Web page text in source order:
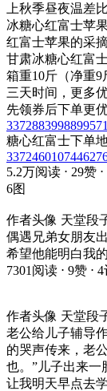
上秋季昼夜温差
冰糖心红富士苹
红富士苹果的采摘
甘肃冰糖心红富
箱重10斤（净重
三天时间，更多
先领券后下单更优
糖心红富士下单地
5.2万阅读 ⋅ 29赞
6图
作者头像 天堂段
偶遇兄弟女朋友
希望他能明白我
7301阅读 ⋅ 9赞 ⋅
作者头像 天堂段
老公给儿子辅导
的哭声传来，老
也。”儿子出来一
让我明天早点去